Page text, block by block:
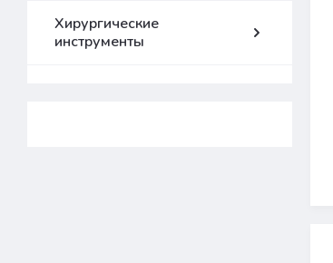
Хирургические
инструменты